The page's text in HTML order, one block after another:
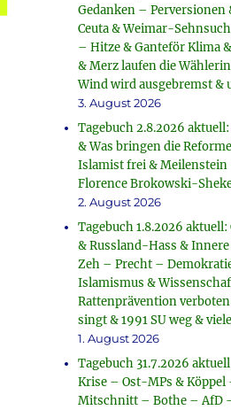
Gedanken – Perversionen
Ceuta & Weimar-
– Hitze & Ganteför Klima
& Merz laufen die
Wind wird ausgebremst &
3. August 2026
Tagebuch 2.8.2026
& Was bringen die
Islamist frei &
Florence Brokowski-
2. August 2026
Tagebuch 1.8.2026
& Russland-Hass &
Zeh – Precht –
Islamismus &
Rattenprävention
singt & 1991 SU weg &
1. August 2026
Tagebuch 31.7.2026
Krise – Ost-MPs & Köppel
Mitschnitt – Bothe – AfD